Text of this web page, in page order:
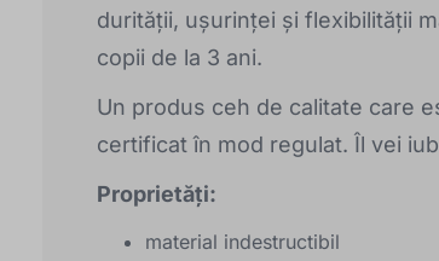
durității, ușurinței și flexibilității
copii de la 3 ani.
Un produs ceh de calitate care
certificat în mod regulat. Îl vei
Proprietăți:
material indestructibil